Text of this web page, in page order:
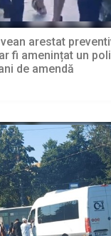
arestat
fi amenințat un
de amendă